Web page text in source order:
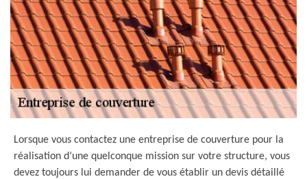
Lorsque vous contactez une entreprise de couverture pour la
réalisation d’une quelconque mission sur votre structure, vous
devez toujours lui demander de vous établir un devis détaillé